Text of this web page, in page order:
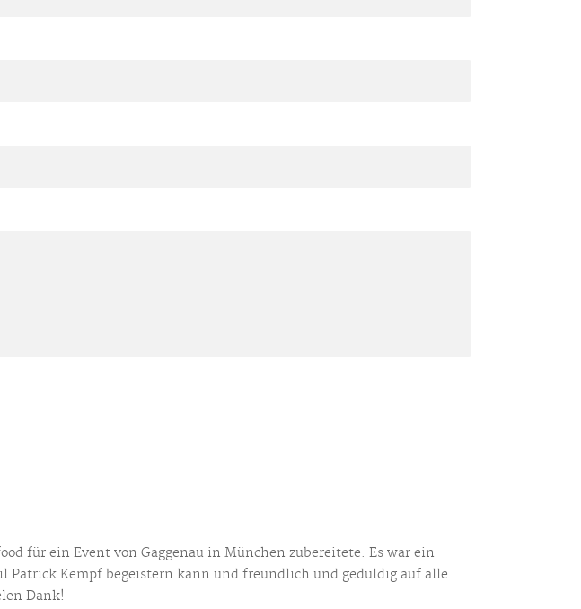
für ein Event von Gaggenau in München zubereitete. Es war ein
Kempf begeistern kann und freundlich und geduldig auf alle
Dank!